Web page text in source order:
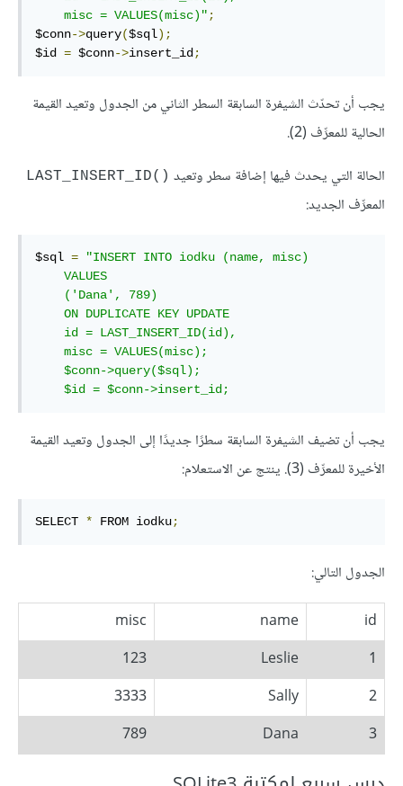
    misc = VALUES(misc)"
;
$conn->query($sql);
$id = $conn->insert_id ;
يجب أن تحدّث الشيفرة السابقة السطر الثاني من الجدول وتعيد القيمة
الحالية للمعرِّف (2).
الحالة التي يحدث فيها إضافة سطر وتعيد LAST_INSERT_ID()‎
المعرِّف الجديد:
$sql =
"INSERT INTO iodku (name, misc)
    $id = $conn->insert_id;
يجب أن تضيف الشيفرة السابقة سطرًا جديدًا إلى الجدول وتعيد القيمة
الأخيرة للمعرِّف (3). ينتج عن الاستعلام:
SELECT * FROM iodku;
الجدول التالي:
id
name
misc
1
Leslie
123
2
Sally
3333
3
Dana
789